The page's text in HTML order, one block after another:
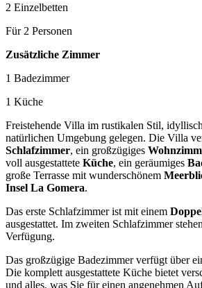
2 Einzelbetten
Für 2 Personen
Zusätzliche Zimmer
1 Badezimmer
1 Küche
Freistehende Villa im rustikalen Stil,
natürlichen Umgebung gelegen. Die Villa
Schlafzimmer, ein großzügiges
voll ausgestattete Küche, ein geräumiges
große Terrasse mit wunderschönem
Insel La Gomera.
Das erste Schlafzimmer ist mit einem
ausgestattet. Im zweiten Schlafzimmer stehen
Verfügung.
Das großzügige Badezimmer verfügt über
Die komplett ausgestattete Küche bietet
und alles, was Sie für einen angenehmen